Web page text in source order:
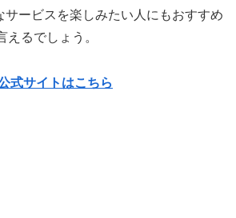
サービスを楽しみたい人にもおすすめ
るでしょう。
式サイトはこちら